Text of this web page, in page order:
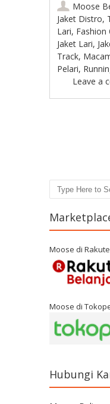
Moose
Jaket Distro,
Lari, Fashion
Jaket Lari,
Track,
Pelari,
Leave a
Search
Moose di
Moose di
Hubungi